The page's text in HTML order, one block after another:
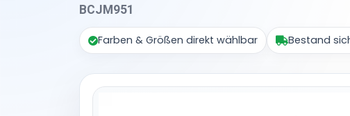
BCJM951
Farben & Größen direkt wählbar Bestand